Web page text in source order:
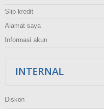
Slip kredit
Alamat saya
Informasi akun
INTERNAL
Diskon